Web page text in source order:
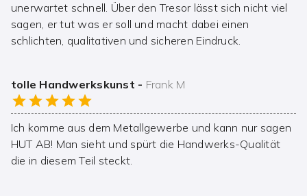
unerwartet schnell. Über den Tresor lässt sich nicht viel
sagen, er tut was er soll und macht dabei einen
schlichten, qualitativen und sicheren Eindruck.
tolle Handwerkskunst - Frank M
Ich komme aus dem Metallgewerbe und kann nur sagen
HUT AB! Man sieht und spürt die Handwerks-Qualität
die in diesem Teil steckt.